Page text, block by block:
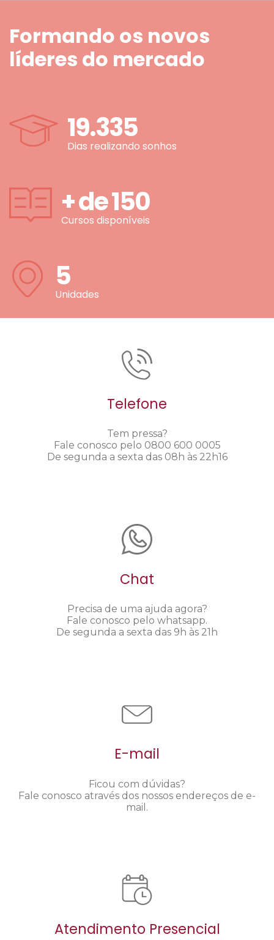
Formando os novos
líderes do mercado
19.335
Dias realizando sonhos
+ de150
Cursos disponíveis
5
Unidades
Telefone
Tem pressa?
Fale conosco pelo 0800 600 0005
De segunda a sexta das 08h às 22h16
Chat
Precisa de uma ajuda agora?
Fale conosco pelo whatsapp.
De segunda a sexta das 9h às 21h
E-mail
Ficou com dúvidas?
Fale conosco através dos nossos endereços de e-
mail.
Atendimento Presencial